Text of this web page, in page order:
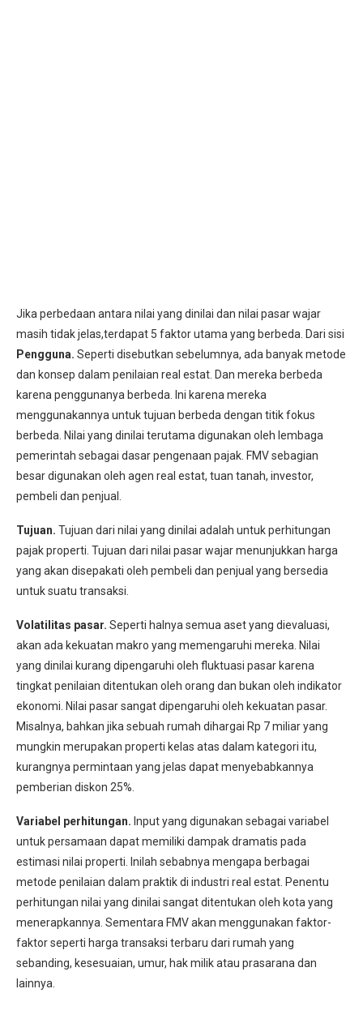
Jika perbedaan antara nilai yang dinilai dan nilai pasar wajar
masih tidak jelas,terdapat 5 faktor utama yang berbeda. Dari sisi
Pengguna. Seperti disebutkan sebelumnya, ada banyak metode
dan konsep dalam penilaian real estat. Dan mereka berbeda
karena penggunanya berbeda. Ini karena mereka
menggunakannya untuk tujuan berbeda dengan titik fokus
berbeda. Nilai yang dinilai terutama digunakan oleh lembaga
pemerintah sebagai dasar pengenaan pajak. FMV sebagian
besar digunakan oleh agen real estat, tuan tanah, investor,
pembeli dan penjual.
Tujuan. Tujuan dari nilai yang dinilai adalah untuk perhitungan
pajak properti. Tujuan dari nilai pasar wajar menunjukkan harga
yang akan disepakati oleh pembeli dan penjual yang bersedia
untuk suatu transaksi.
Volatilitas pasar. Seperti halnya semua aset yang dievaluasi,
akan ada kekuatan makro yang memengaruhi mereka. Nilai
yang dinilai kurang dipengaruhi oleh fluktuasi pasar karena
tingkat penilaian ditentukan oleh orang dan bukan oleh indikator
ekonomi. Nilai pasar sangat dipengaruhi oleh kekuatan pasar.
Misalnya, bahkan jika sebuah rumah dihargai Rp 7 miliar yang
mungkin merupakan properti kelas atas dalam kategori itu,
kurangnya permintaan yang jelas dapat menyebabkannya
pemberian diskon 25%.
Variabel perhitungan. Input yang digunakan sebagai variabel
untuk persamaan dapat memiliki dampak dramatis pada
estimasi nilai properti. Inilah sebabnya mengapa berbagai
metode penilaian dalam praktik di industri real estat. Penentu
perhitungan nilai yang dinilai sangat ditentukan oleh kota yang
menerapkannya. Sementara FMV akan menggunakan faktor-
faktor seperti harga transaksi terbaru dari rumah yang
sebanding, kesesuaian, umur, hak milik atau prasarana dan
lainnya.